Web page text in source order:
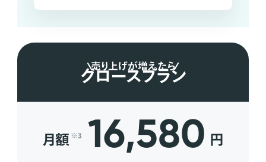
売り上げが増えたら
グロースプラン
月額 ※3 16,580 円